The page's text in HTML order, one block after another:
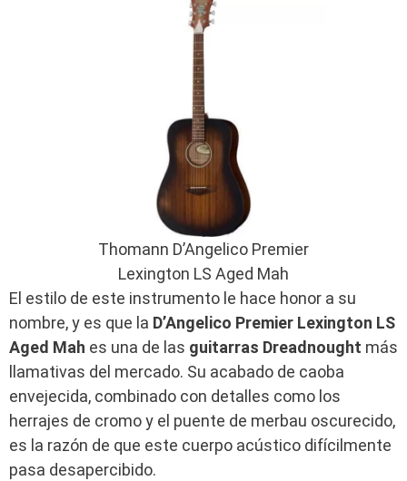
Thomann D’Angelico Premier
Lexington LS Aged Mah
El estilo de este instrumento le hace honor a su
nombre, y es que la D’Angelico Premier Lexington LS
Aged Mah es una de las guitarras Dreadnought más
llamativas del mercado. Su acabado de caoba
envejecida, combinado con detalles como los
herrajes de cromo y el puente de merbau oscurecido,
es la razón de que este cuerpo acústico difícilmente
pasa desapercibido.